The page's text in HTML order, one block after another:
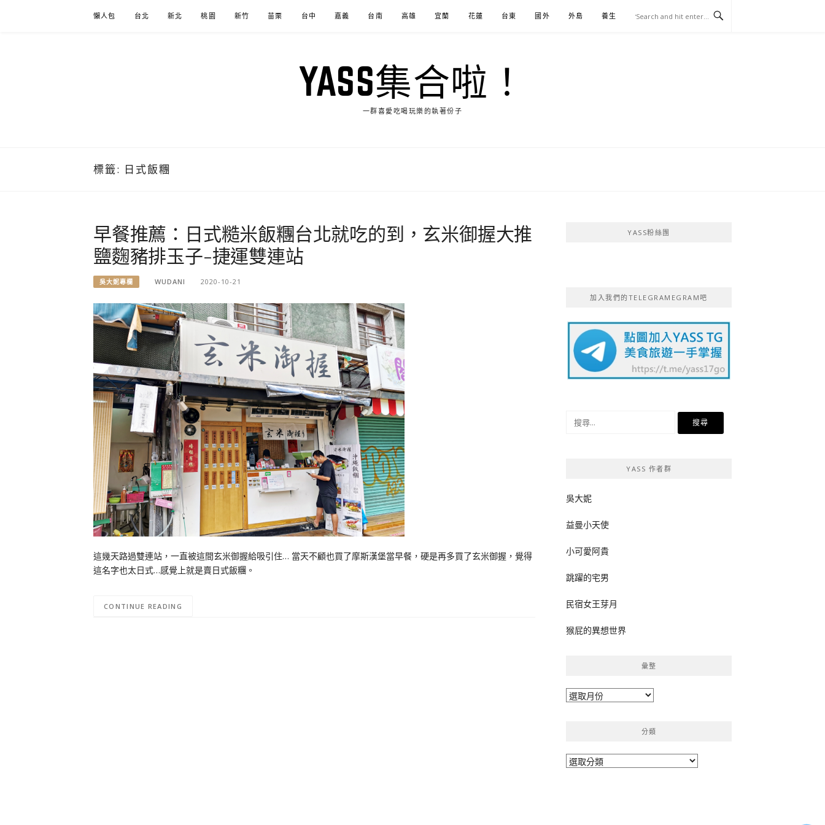
懶人包 台北 新北 桃園 新竹 苗栗 台中 嘉義 台南 高雄 宜蘭 花蓮 台東 國外 外島 養生 伴手禮
YASS集合啦！
一群喜愛吃喝玩樂的執著份子
標籤: 日式飯糰
早餐推薦：日式糙米飯糰台北就吃的到，玄米御握大推
鹽麴豬排玉子-捷運雙連站
吳大妮專欄 WUDANI 2020-10-21
這幾天路過雙連站，一直被這間玄米御握給吸引住… 當天不顧也買了摩斯漢堡當早餐，硬是再多買了玄米御握，覺得
這名字也太日式…感覺上就是賣日式飯糰。
CONTINUE READING
YASS粉絲團
加入我們的TELEGRAMEGRAM吧
YASS 作者群
吳大妮
益曼小天使
小可愛阿貴
跳躍的宅男
民宿女王芽月
猴屁的異想世界
彙整
彙
分類
分